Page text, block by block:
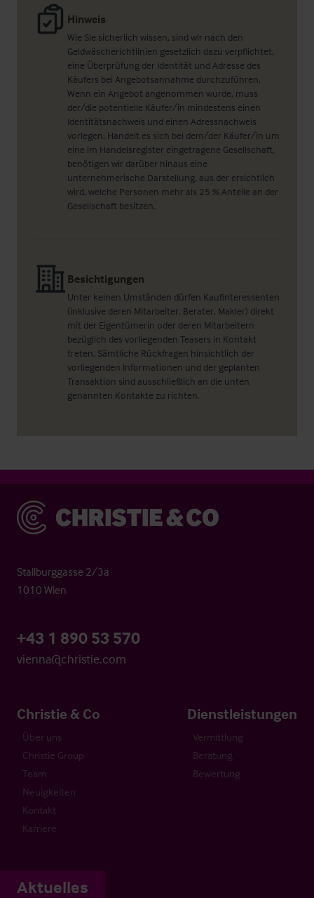
Hinweis
Wie Sie sicherlich wissen, sind wir nach den
Geldwäscherichtlinien gesetzlich dazu verpflichtet,
eine Überprüfung der Identität und Adresse des
Käufers bei Angebotsannahme durchzuführen.
Wenn ein Angebot angenommen wurde, muss
der/die potentielle Käufer/in mindestens einen
Identitätsnachweis und einen Adressnachweis
vorlegen. Handelt es sich bei dem/der Käufer/in um
eine im Handelsregister eingetragene Gesellschaft,
benötigen wir darüber hinaus eine
unternehmerische Darstellung, aus der ersichtlich
wird, welche Personen mehr als 25 % Anteile an der
Gesellschaft besitzen.
Besichtigungen
Unter keinen Umständen dürfen Kaufinteressenten
(inklusive deren Mitarbeiter, Berater, Makler) direkt
mit der Eigentümerin oder deren Mitarbeitern
bezüglich des vorliegenden Teasers in Kontakt
treten. Sämtliche Rückfragen hinsichtlich der
vorliegenden Informationen und der geplanten
Transaktion sind ausschließlich an die unten
genannten Kontakte zu richten.
Christie & Co
Stallburggasse 2/3a
1010 Wien
+43 1 890 53 570
vienna@christie.com
Christie & Co
Über uns
Christie Group
Team
Neuigkeiten
Kontakt
Karriere
Dienstleistungen
Vermittlung
Beratung
Bewertung
Aktuelles